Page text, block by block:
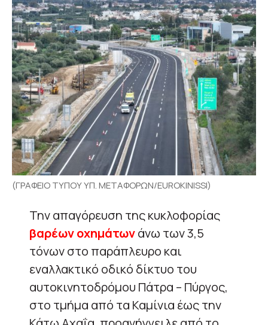
(ΓΡΑΦΕΙΟ ΤΥΠΟΥ ΥΠ. ΜΕΤΑΦΟΡΩΝ/EUROKINISSI)
Την απαγόρευση της κυκλοφορίας
βαρέων οχημάτωνάνω των 3,5
τόνων στο παράπλευρο και
εναλλακτικό οδικό δίκτυο του
αυτοκινητοδρόμου Πάτρα – Πύργος,
στο τμήμα από τα Καμίνια έως την